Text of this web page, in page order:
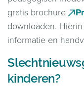
gratis brochure
downloaden.
informatie en
kinderen?